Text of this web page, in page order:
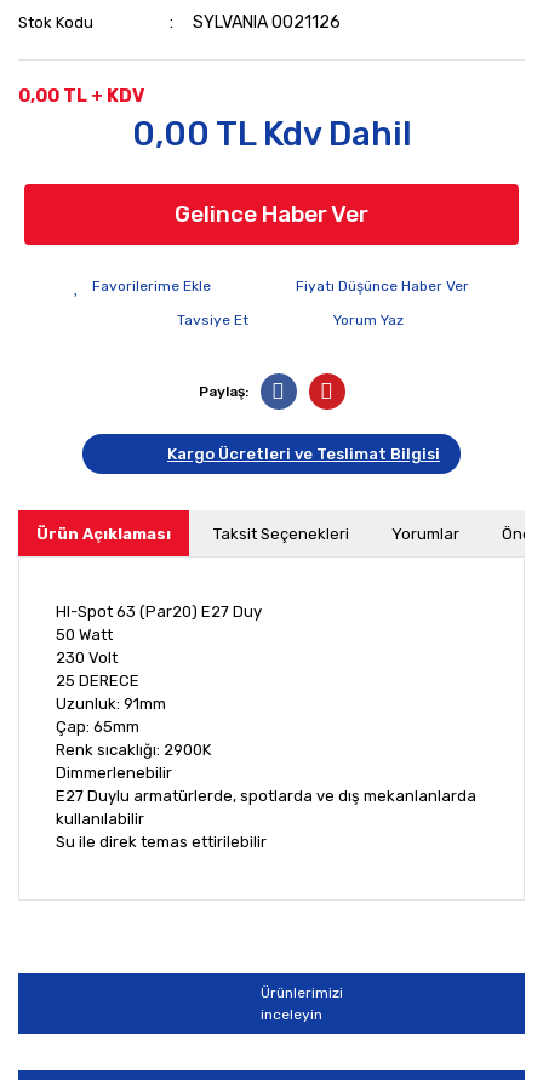
Stok Kodu SYLVANIA 0021126
0,00 TL + KDV
0,00 TL Kdv Dahil
Gelince Haber Ver
Fiyatı Düşünce Haber Ver
Tavsiye Et
Yorum Yaz
Paylaş:
Kargo Ücretleri ve Teslimat Bilgisi
Ürün Açıklaması Taksit Seçenekleri Yorumlar
HI-Spot 63 (Par20) E27 Duy
50 Watt
230 Volt
25 DERECE
Uzunluk: 91mm
Çap: 65mm
Renk sıcaklığı: 2900K
Dimmerlenebilir
E27 Duylu armatürlerde, spotlarda ve dış mekanlanlarda
kullanılabilir
Su ile direk temas ettirilebilir
Yorum Yaz
Bu ürünün fiyat bilgisi, resim, ürün açıklamalarında ve
Görüş ve önerileriniz için teşekkür ederiz.
Ürün resmi kalitesiz, bozuk veya görüntülenemiyor.
Ürün açıklamasında eksik bilgiler bulunuyor.
Ürünlerimizi
inceleyin